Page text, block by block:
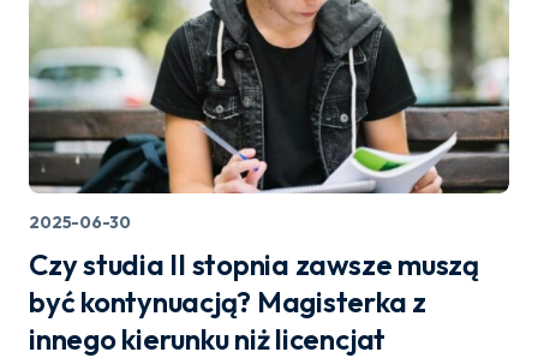
2025-06-30
Czy studia II stopnia zawsze muszą
być kontynuacją? Magisterka z
innego kierunku niż licencjat